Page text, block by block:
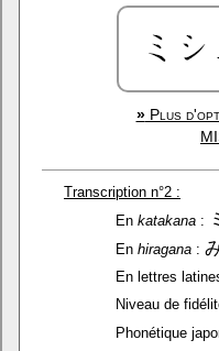
»Plus
Transcription n°2 :
En katakana:
En hiragana:
En lettres
Niveau de
Phonétique